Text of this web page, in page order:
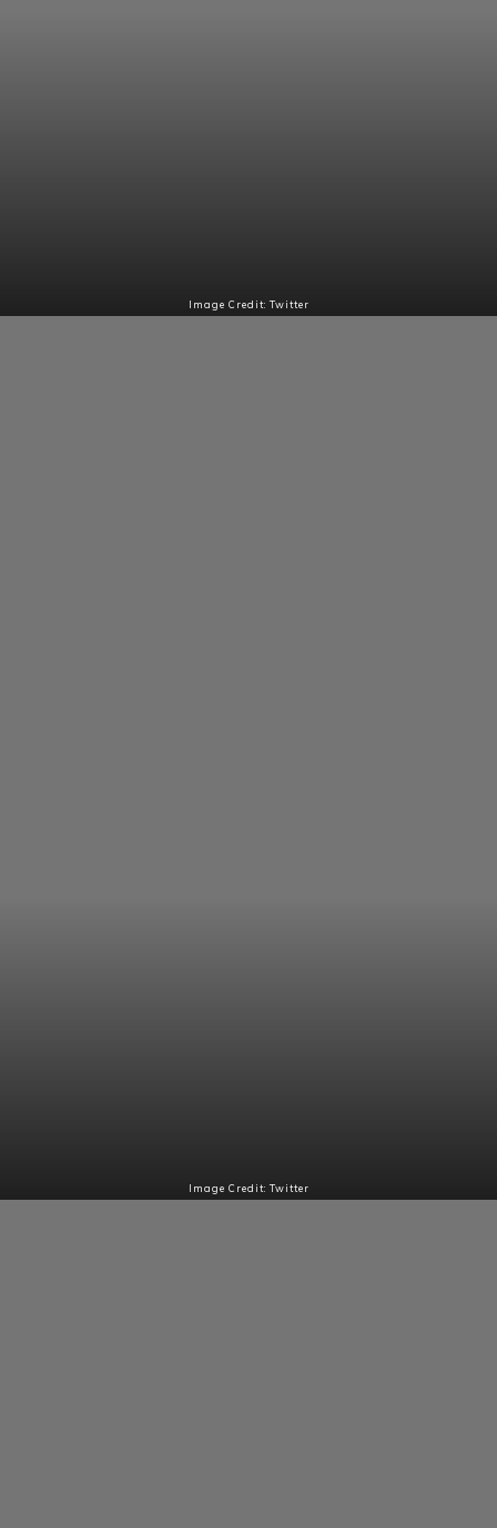
Image Credit: Twitter
Image Credit: Twitter